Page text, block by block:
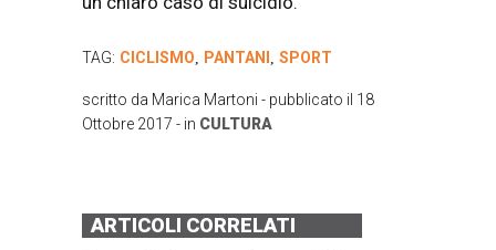
TAG: CICLISMO, PANTANI , SPORT
scritto da Marica Martoni - pubblicato il 18
Ottobre 2017 - in CULTURA
ARTICOLI CORRELATI